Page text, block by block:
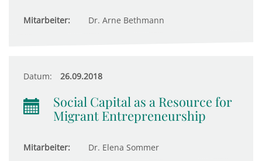
Mitarbeiter: Dr. Arne Bethmann
Datum: 26.09.2018
Social Capital as a Resource for
Migrant Entrepreneurship
Mitarbeiter: Dr. Elena Sommer